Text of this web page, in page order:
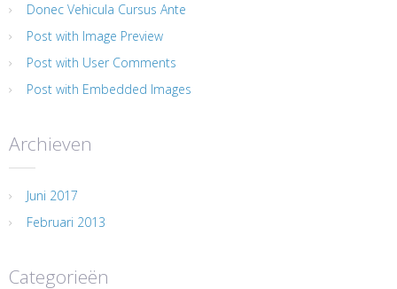
Donec Vehicula Cursus Ante
Post with Image Preview
Post with User Comments
Post with Embedded Images
Archieven
Juni 2017
Februari 2013
Categorieën